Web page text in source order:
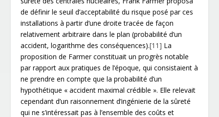
de définir le seuil d’acceptabilité du risque posé par ces
installations à partir d’une droite tracée de façon
relativement arbitraire dans le plan (probabilité d’un
accident, logarithme des conséquences).[11] La
proposition de Farmer constituait un progrès notable
par rapport aux pratiques de l’époque, qui consistaient à
ne prendre en compte que la probabilité d’un
hypothétique « accident maximal crédible ». Elle relevait
cependant d’un raisonnement d’ingénierie de la sûreté
qui ne s’intéressait pas à l’ensemble des coûts et